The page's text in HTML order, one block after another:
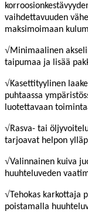
vaihdettavuuden
maksimoimaan
√Minimaalinen
taipumaa ja lisää
√Kasettityylinen
puhtaassa
luotettavaan
√Rasva- tai
tarjoavat helpon
√Valinnainen kuiva
huuhteluveden
√Tehokas karkottaja
poistamalla